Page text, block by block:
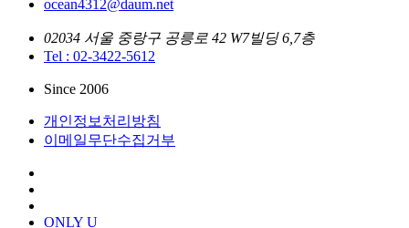
ocean4312@daum.net
02034 서울 중랑구 공릉로 42 W7빌딩 6,7층
Tel : 02-3422-5612
Since 2006
개인정보처리방침
이메일무단수집거부
ONLY U